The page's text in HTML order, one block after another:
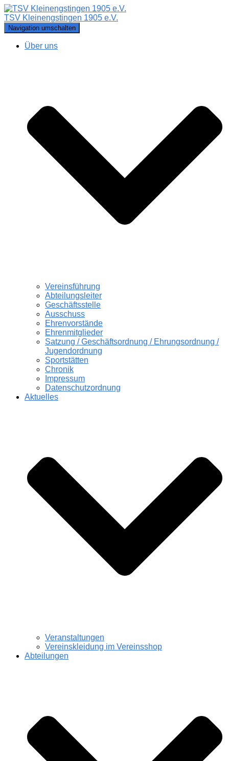
TSV Kleinengstingen 1905 e.V.
Navigation umschalten
Über uns
Vereinsführung
Abteilungsleiter
Geschäftsstelle
Ausschuss
Ehrenvorstände
Ehrenmitglieder
Satzung / Geschäftsordnung / Ehrungsordnung /
Jugendordnung
Sportstätten
Chronik
Impressum
Datenschutzordnung
Aktuelles
Veranstaltungen
Vereinskleidung im Vereinsshop
Abteilungen